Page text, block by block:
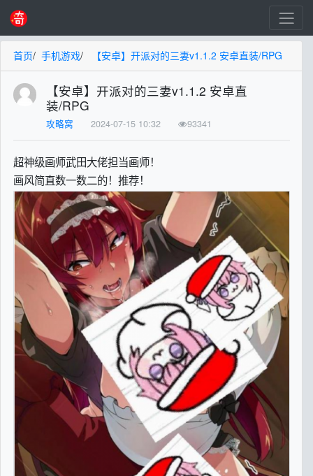
首页/ 手机游戏/ 【安卓】开派对的三妻v1.1.2 安卓直装/RPG
【安卓】开派对的三妻v1.1.2 安卓直
装/RPG
攻略窝 2024-07-15 10:32 93341
超神级画师武田大佬担当画师！
画风简直数一数二的！推荐！